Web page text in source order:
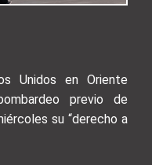
Unidos en Oriente
previo de
su “derecho a